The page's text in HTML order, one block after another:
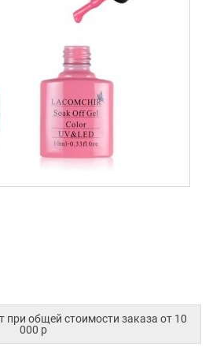
при общей стоимости заказа от 10
000 p